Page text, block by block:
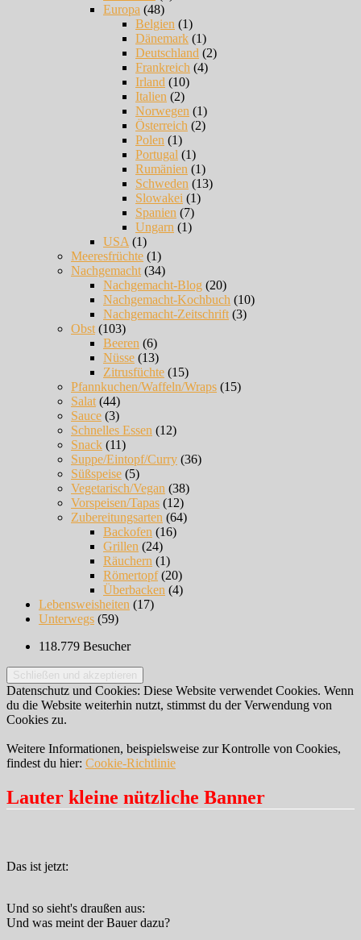
Europa (48)
Belgien (1)
Dänemark (1)
Deutschland (2)
Frankreich (4)
Irland (10)
Italien (2)
Norwegen (1)
Österreich (2)
Polen (1)
Portugal (1)
Rumänien (1)
Schweden (13)
Slowakei (1)
Spanien (7)
Ungarn (1)
USA (1)
Meeresfrüchte (1)
Nachgemacht (34)
Nachgemacht-Blog (20)
Nachgemacht-Kochbuch (10)
Nachgemacht-Zeitschrift (3)
Obst (103)
Beeren (6)
Nüsse (13)
Zitrusfüchte (15)
Pfannkuchen/Waffeln/Wraps (15)
Salat (44)
Sauce (3)
Schnelles Essen (12)
Snack (11)
Suppe/Eintopf/Curry (36)
Süßspeise (5)
Vegetarisch/Vegan (38)
Vorspeisen/Tapas (12)
Zubereitungsarten (64)
Backofen (16)
Grillen (24)
Räuchern (1)
Römertopf(20)
Überbacken (4)
Lebensweisheiten (17)
Unterwegs (59)
118.779 Besucher
Datenschutz und Cookies: Diese Website verwendet Cookies. Wenn
du die Website weiterhin nutzt, stimmst du der Verwendung von
Cookies zu.
Weitere Informationen, beispielsweise zur Kontrolle von Cookies,
findest du hier: Cookie-Richtlinie
Lauter kleine nützliche Banner
Das ist jetzt:
Und so sieht's draußen aus:
Und was meint der Bauer dazu?